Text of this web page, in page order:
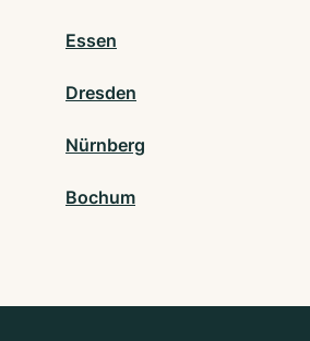
Essen
Dresden
Nürnberg
Bochum